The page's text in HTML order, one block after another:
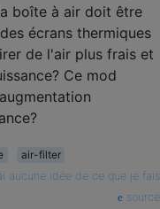
boîte à air doit être
écrans thermiques
de l'air plus frais et
Ce mod
air-filter
aucune idée de ce que je fais
source